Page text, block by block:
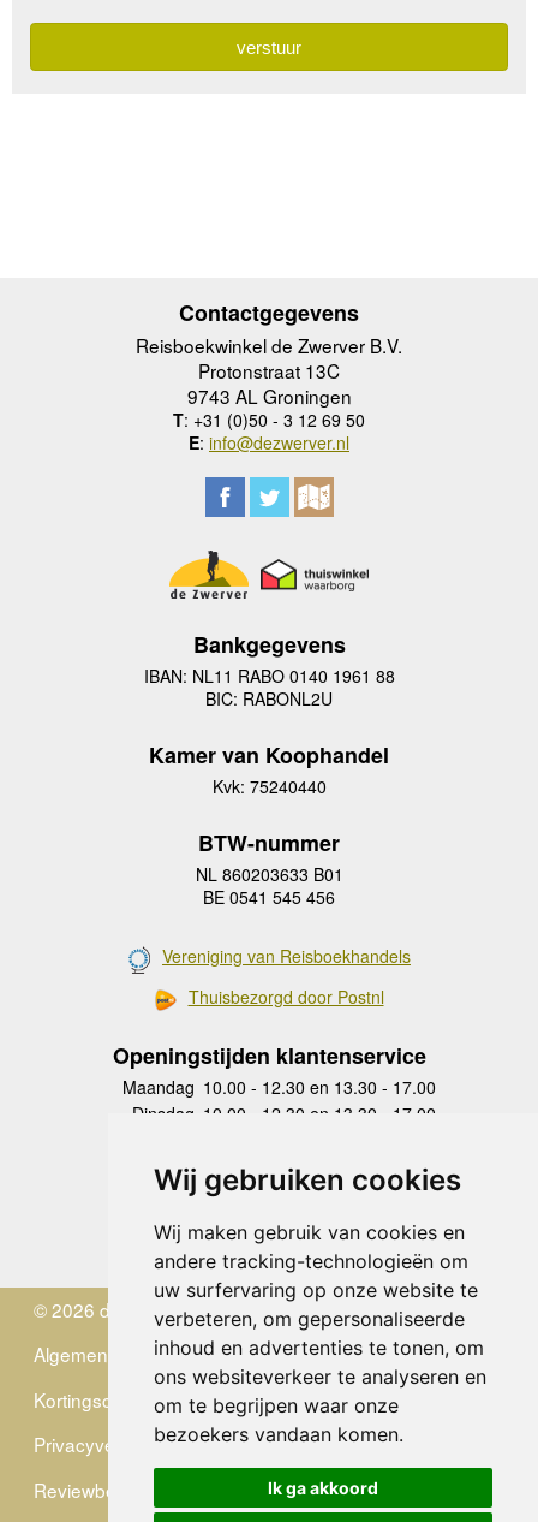
Wij gebruiken cookies
Wij maken gebruik van cookies en
andere tracking-technologieën om
uw surfervaring op onze website te
verbeteren, om gepersonaliseerde
inhoud en advertenties te tonen, om
ons websiteverkeer te analyseren en
om te begrijpen waar onze
bezoekers vandaan komen.
Ik ga akkoord
Contactgegevens
Reisboekwinkel de Zwerver B.V.
Protonstraat 13C
9743 AL Groningen
T: +31 (0)50 - 3 12 69 50
E: info@dezwerver.nl
Bankgegevens
IBAN: NL11 RABO 0140 1961 88
BIC: RABONL2U
Kamer van Koophandel
Kvk: 75240440
BTW-nummer
NL 860203633 B01
BE 0541 545 456
Vereniging van Reisboekhandels
Thuisbezorgd door Postnl
Openingstijden klantenservice
Maandag 10.00 - 12.30 en 13.30 - 17.00
Dinsdag 10.00 - 12.30 en 13.30 - 17.00
Donderdag
10.00 - 12.30 en 13.30 - 17.00
Vrijdag 10.00 - 12.30 en 13.30 - 17.00
Zaterdag
gesloten
Zondag gesloten
© 2026 de Zwerver
Algemene Voorwaarden
Kortingscode
Privacyverklaring
Reviewbeleid